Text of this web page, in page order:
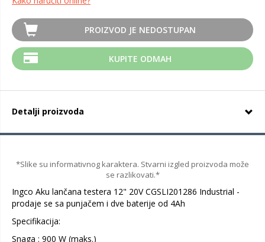
PROIZVOD JE NEDOSTUPAN
KUPITE ODMAH
Detalji proizvoda
*Slike su informativnog karaktera. Stvarni izgled proizvoda može
se razlikovati.*
Ingco Aku lančana testera 12" 20V CGSLI201286 Industrial -
prodaje se sa punjačem i dve baterije od 4Ah
Specifikacija:
Snaga : 900 W (maks.)